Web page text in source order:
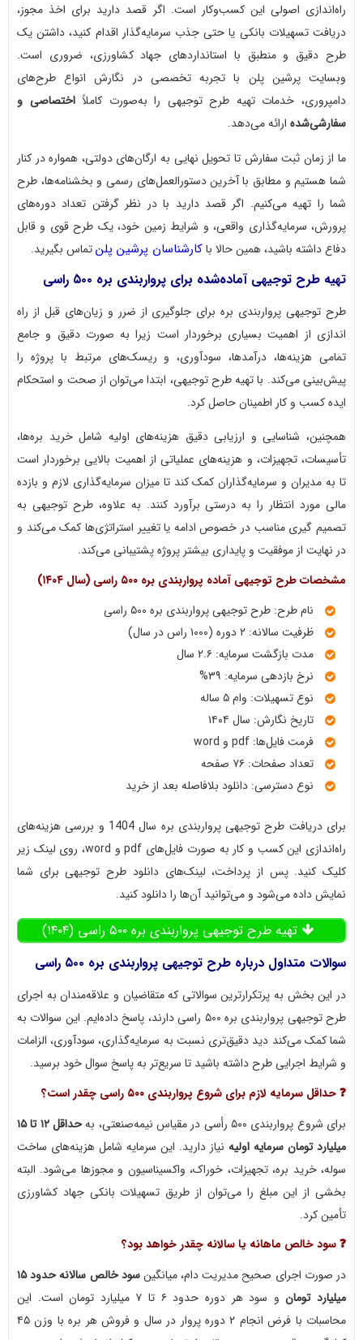
راه‌اندازی اصولی این کسب‌وکار است. اگر قصد دارید برای اخذ مجوز،
دریافت تسهیلات بانکی یا حتی جذب سرمایه‌گذار اقدام کنید، داشتن یک
طرح دقیق و منطبق با استانداردهای جهاد کشاورزی، ضروری است.
وبسایت پرشین پلن با تجربه تخصصی در نگارش انواع طرح‌های
دامپروری، خدمات تهیه طرح توجیهی را به‌صورت کاملاًاختصاصی و
سفارشی‌شدهارائه می‌دهد.
ما از زمان ثبت سفارش تا تحویل نهایی به ارگان‌های دولتی، همواره در کنار
شما هستیم و مطابق با آخرین دستورالعمل‌های رسمی و بخشنامه‌ها، طرح
شما را تهیه می‌کنیم. اگر قصد دارید با در نظر گرفتن تعداد دوره‌های
پرورش، سرمایه‌گذاری واقعی، و شرایط زمین خود، یک طرح قوی و قابل
دفاع داشته باشید، همین حالا باکارشناسان پرشین پلنتماس بگیرید.
تهیه طرح توجیهی آماده‌شده برای پرواربندی بره ۵۰۰ راسی
طرح توجیهی پرواربندی بره برای جلوگیری از ضرر و زیان‌های قبل از راه
اندازی از اهمیت بسیاری برخوردار است زیرا به صورت دقیق و جامع
تمامی هزینه‌ها، درآمدها، سودآوری، و ریسک‌های مرتبط با پروژه را
پیش‌بینی می‌کند. با تهیه طرح توجیهی، ابتدا می‌توان از صحت و استحکام
ایده کسب و کار اطمینان حاصل کرد.
همچنین، شناسایی و ارزیابی دقیق هزینه‌های اولیه شامل خرید بره‌ها،
تأسیسات، تجهیزات، و هزینه‌های عملیاتی از اهمیت بالایی برخوردار است
تا به مدیران و سرمایه‌گذاران کمک کند تا میزان سرمایه‌گذاری لازم و بازده
مالی مورد انتظار را به درستی برآورد کنند. به علاوه، طرح توجیهی به
تصمیم گیری مناسب در خصوص ادامه یا تغییر استراتژی‌ها کمک می‌کند و
در نهایت از موفقیت و پایداری بیشتر پروژه پشتیبانی می‌کند.
مشخصات طرح توجیهی آماده پرواربندی بره ۵۰۰ راسی (سال ۱۴۰۴)
نام طرح: طرح توجیهی پرواربندی بره ۵۰۰ راسی
ظرفیت سالانه: ۲ دوره (۱۰۰۰ راس در سال)
مدت بازگشت سرمایه: ۲.۶ سال
نرخ بازدهی سرمایه: ۳۹%
نوع تسهیلات: وام ۵ ساله
تاریخ نگارش: سال ۱۴۰۴
فرمت فایل‌ها: pdf و word
تعداد صفحات: ۷۶ صفحه
نوع دسترسی: دانلود بلافاصله بعد از خرید
برای دریافت طرح توجیهی پرواربندی بره سال 1404 و بررسی هزینه‌های
راه‌اندازی این کسب و کار به صورت فایل‌های pdf و word، روی لینک زیر
کلیک کنید. پس از پرداخت، لینک‌های دانلود طرح توجیهی برای شما
نمایش داده می‌شود و می‌توانید آن‌ها را دانلود کنید.
تهیه طرح توجیهی پرواربندی بره ۵۰۰ راسی (۱۴۰۴)
سوالات متداول درباره طرح توجیهی پرواربندی بره ۵۰۰ راسی
در این بخش به پرتکرارترین سوالاتی که متقاضیان و علاقه‌مندان به اجرای
طرح توجیهی پرواربندی بره ۵۰۰ راسی دارند، پاسخ داده‌ایم. این سوالات به
شما کمک می‌کند دید دقیق‌تری نسبت به سرمایه‌گذاری، سودآوری، الزامات
و شرایط اجرایی طرح داشته باشید تا سریع‌تر به پاسخ سوال خود برسید.
❓ حداقل سرمایه لازم برای شروع پرواربندی ۵۰۰ راسی چقدر است؟
برای شروع پرواربندی ۵۰۰ رأسی در مقیاس نیمه‌صنعتی، به
حداقل ۱۲ تا ۱۵
میلیارد تومان سرمایه اولیهنیاز دارید. این سرمایه شامل هزینه‌های ساخت
سوله، خرید بره، تجهیزات، خوراک، واکسیناسیون و مجوزها می‌شود. البته
بخشی از این مبلغ را می‌توان از طریق تسهیلات بانکی جهاد کشاورزی
تأمین کرد.
❓ سود خالص ماهانه یا سالانه چقدر خواهد بود؟
در صورت اجرای صحیح مدیریت دام، میانگین
سود خالص سالانه حدود ۱۵
میلیارد تومان
و سود هر دوره حدود ۶ تا ۷ میلیارد تومان است. این
محاسبات با فرض انجام ۲ دوره پروار در سال و فروش هر بره با وزن ۴۵